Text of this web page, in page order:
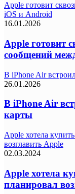
Apple готовит
iOS и Android
16.01.2026
Apple готовит
сообщений
В iPhone Air
26.01.2026
В iPhone Air
карты
Apple хотела
возглавить Apple
02.03.2024
Apple хотела
планировал